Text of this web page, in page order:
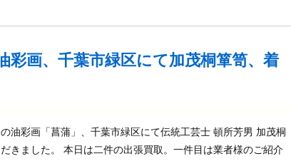
彩画、千葉市緑区にて加茂桐箪笥、着
油彩画「菖蒲」、千葉市緑区にて伝統工芸士 頓所芳男 加茂桐
きました。 本日は二件の出張買取。一件目は業者様のご紹介